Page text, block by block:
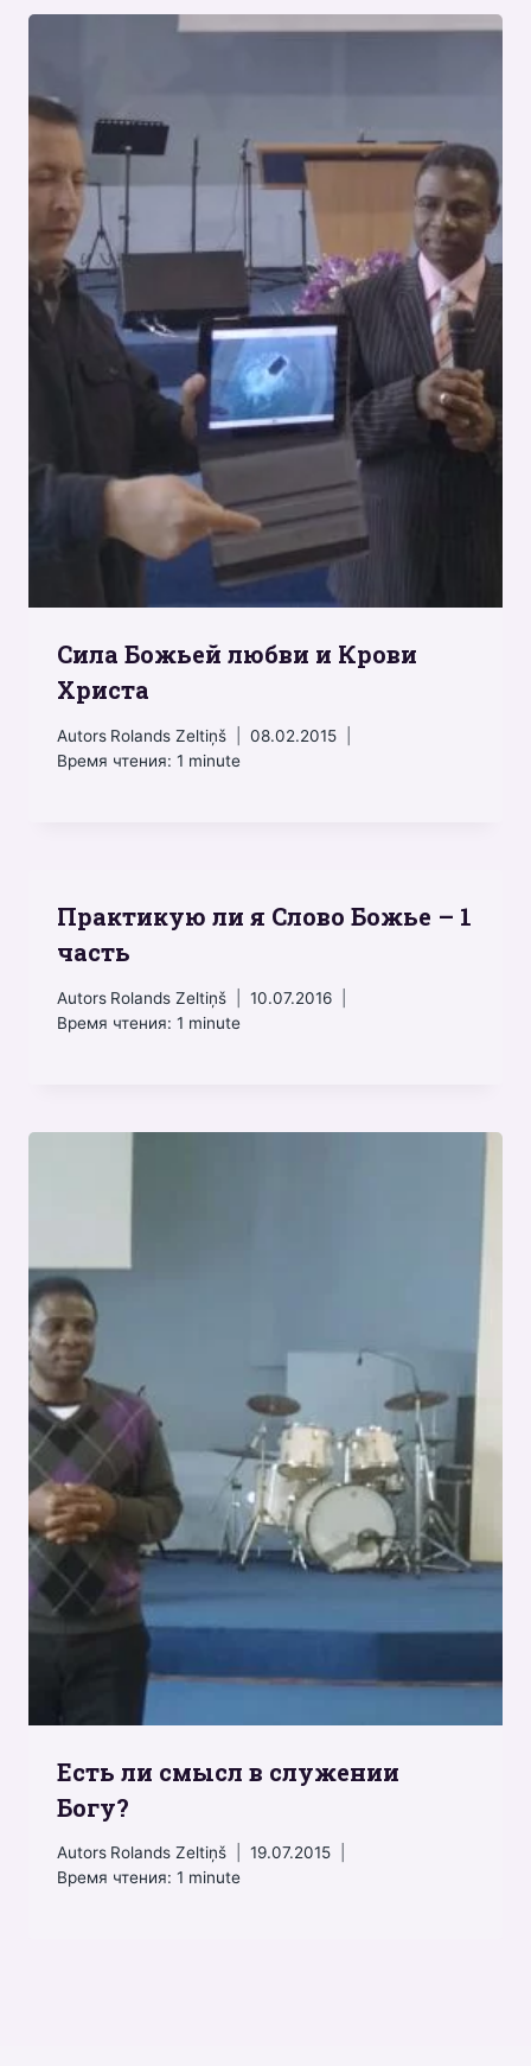
Сила Божьей любви и Крови
Христа
Autors Rolands Zeltiņš
08.02.2015
Время чтения: 1 minute
Практикую ли я Слово Божье – 1
часть
Autors Rolands Zeltiņš
10.07.2016
Время чтения: 1 minute
Есть ли смысл в служении
Богу?
Autors Rolands Zeltiņš
19.07.2015
Время чтения: 1 minute